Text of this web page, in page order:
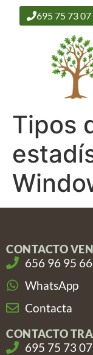
contenido
695 75 73 07
Tipos
CONTACTO
656 96 95 66
WhatsApp
Contacta
CONTACTO
695 75 73 07